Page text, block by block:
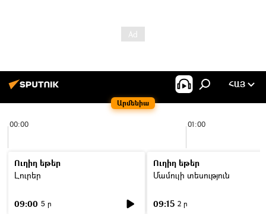
Արմենիա
ՀԱՅ
00:00 01:00
Ուղիղ եթեր
Լուրեր
09:00 5 ր
Ուղիղ եթեր
Մամուլի տեսություն
09:15 2 ր